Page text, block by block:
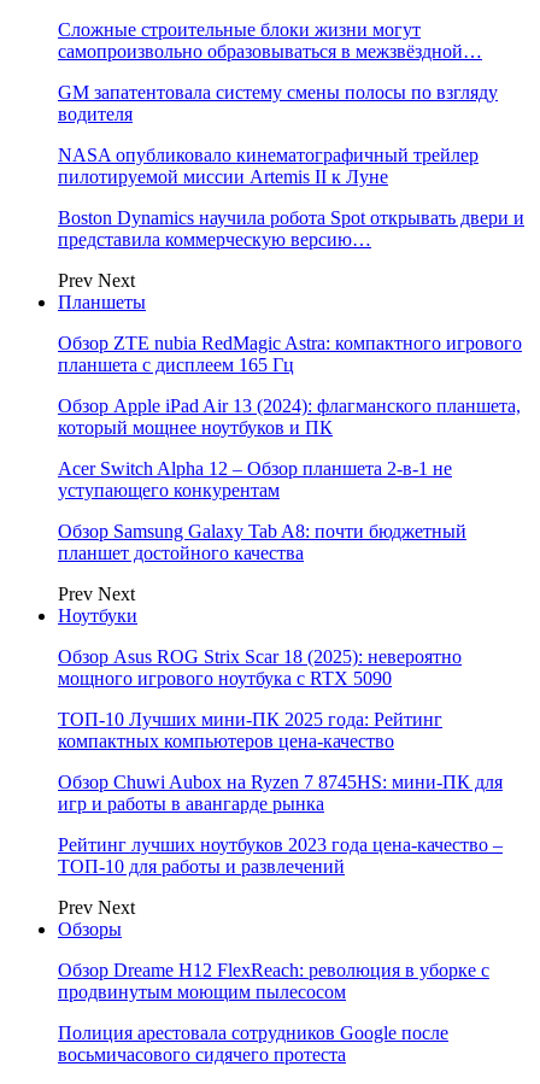
Сложные строительные блоки жизни могут
самопроизвольно образовываться в межзвёздной…
GM запатентовала систему смены полосы по взгляду
водителя
NASA опубликовало кинематографичный трейлер
пилотируемой миссии Artemis II к Луне
Boston Dynamics научила робота Spot открывать двери и
представила коммерческую версию…
Prev Next
Планшеты
Обзор ZTE nubia RedMagic Astra: компактного игрового
планшета с дисплеем 165 Гц
Обзор Apple iPad Air 13 (2024): флагманского планшета,
который мощнее ноутбуков и ПК
Acer Switch Alpha 12 – Обзор планшета 2-в-1 не
уступающего конкурентам
Обзор Samsung Galaxy Tab A8: почти бюджетный
планшет достойного качества
Prev Next
Ноутбуки
Обзор Asus ROG Strix Scar 18 (2025): невероятно
мощного игрового ноутбука с RTX 5090
ТОП-10 Лучших мини-ПК 2025 года: Рейтинг
компактных компьютеров цена-качество
Обзор Chuwi Aubox на Ryzen 7 8745HS: мини-ПК для
игр и работы в авангарде рынка
Рейтинг лучших ноутбуков 2023 года цена-качество –
ТОП-10 для работы и развлечений
Prev Next
Обзоры
Обзор Dreame H12 FlexReach: революция в уборке с
продвинутым моющим пылесосом
Полиция арестовала сотрудников Google после
восьмичасового сидячего протеста